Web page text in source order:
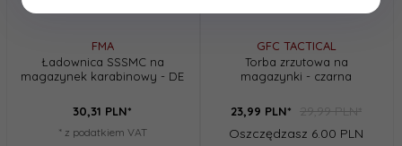
FMA
Ładownica SSSMC na
magazynek karabinowy - DE
30,31 PLN*
* z podatkiem VAT
GFC TACTICAL
Torba zrzutowa na
magazynki - czarna
23,99 PLN*
29,99 PLN*
Oszczędzasz 6.00 PLN